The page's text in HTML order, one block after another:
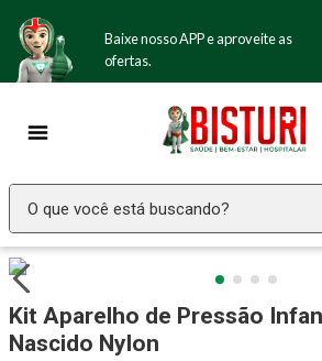
Baixe nosso APP e aproveite as
ofertas.
O que você está buscando?
Kit Aparelho de Pressão
Nascido Nylon
2º Fralda Geriatrica